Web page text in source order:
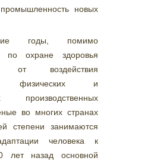
новых
годы, помимо
по охране здоровья
от воздействия
физических и
производственных
во многих странах
степени занимаются
человека к
лет назад основной